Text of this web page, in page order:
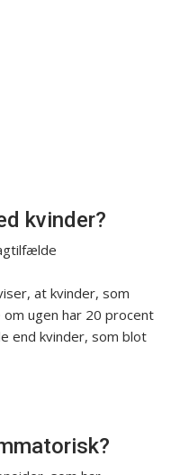
kvinder?
at kvinder, som
ugen har 20 procent
end kvinder, som blot